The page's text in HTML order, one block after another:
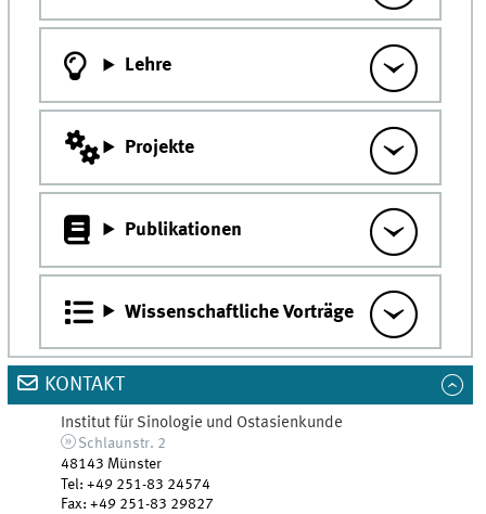
Lehre
Projekte
Publikationen
Wissenschaftliche Vorträge
KONTAKT
Institut für Sinologie und Ostasienkunde
Schlaunstr. 2
48143 Münster
Tel:+49 251-83 24574
Fax:+49 251-83 29827